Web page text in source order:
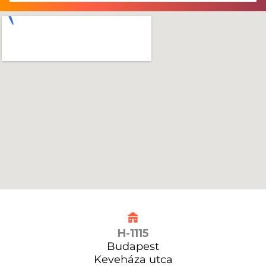
H-1115
Budapest
Keveháza utca